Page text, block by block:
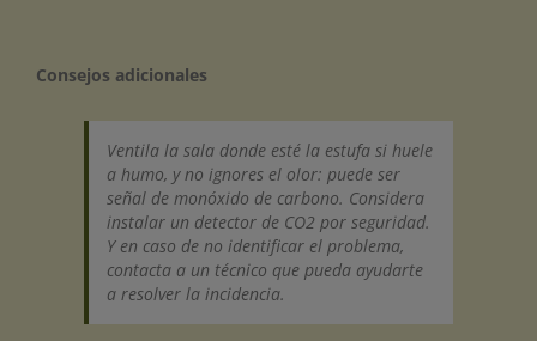
Consejos adicionales
Ventila la sala donde esté la estufa si huele
a humo, y no ignores el olor: puede ser
señal de monóxido de carbono. Considera
instalar un detector de CO2 por seguridad.
Y en caso de no identificar el problema,
contacta a un técnico que pueda ayudarte
a resolver la incidencia.